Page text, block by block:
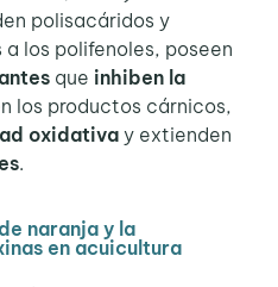
polisacáridos y
los polifenoles, poseen
que inhiben la
los productos cárnicos,
oxidativa y extienden
.
naranja y la
en acuicultura